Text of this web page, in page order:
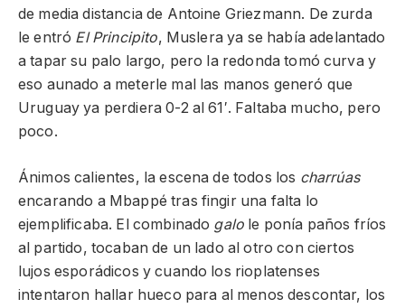
de media distancia de Antoine Griezmann. De zurda
le entró El Principito, Muslera ya se había adelantado
a tapar su palo largo, pero la redonda tomó curva y
eso aunado a meterle mal las manos generó que
Uruguay ya perdiera 0-2 al 61′. Faltaba mucho, pero
poco.
Ánimos calientes, la escena de todos los charrúas
encarando a Mbappé tras fingir una falta lo
ejemplificaba. El combinado galo le ponía paños fríos
al partido, tocaban de un lado al otro con ciertos
lujos esporádicos y cuando los rioplatenses
intentaron hallar hueco para al menos descontar, los